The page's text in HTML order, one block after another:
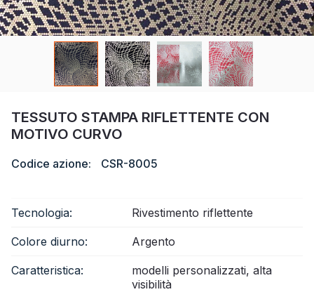
Certificato
Catalogare
TESSUTO STAMPA RIFLETTENTE CON
MOTIVO CURVO
Codice azione: CSR-8005
Tecnologia: Rivestimento riflettente
Colore diurno: Argento
Caratteristica:
modelli personalizzati, alta
visibilità